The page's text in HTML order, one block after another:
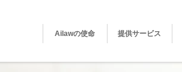
Ailawの使命 提供サービス